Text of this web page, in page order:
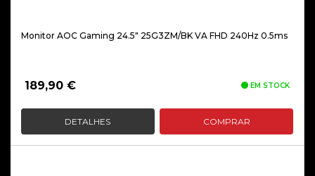
Monitor AOC Gaming 24.5″ 25G3ZM/BK VA FHD 240Hz 0.5ms
189,90 € EM STOCK
DETALHES COMPRAR